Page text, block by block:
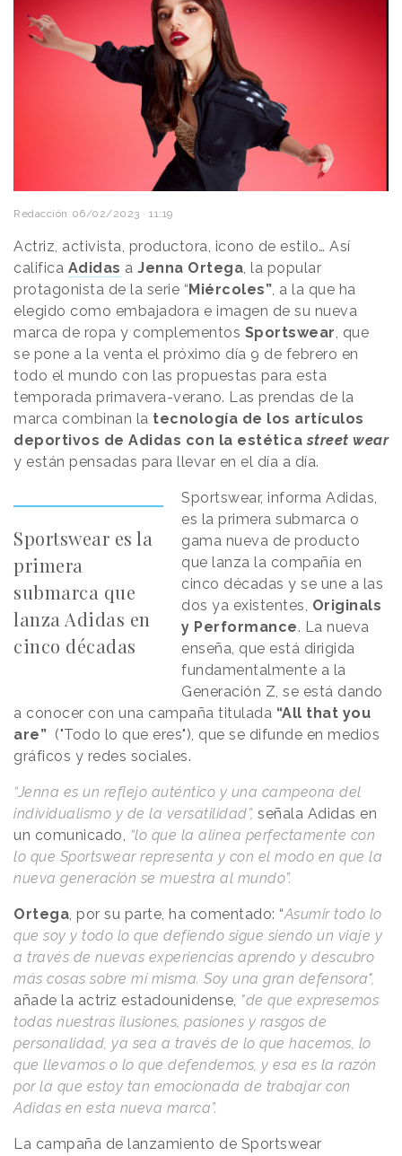
Redacción 06/02/2023 · 11:19
Actriz, activista, productora, icono de estilo… Así
califica Adidas a Jenna Ortega, la popular
protagonista de la serie “ Miércoles”, a la que ha
elegido como embajadora e imagen de su nueva
marca de ropa y complementos Sportswear, que
se pone a la venta el próximo día 9 de febrero en
todo el mundo con las propuestas para esta
temporada primavera-verano. Las prendas de la
marca combinan la tecnología de los artículos
deportivos de Adidas con la estéticastreet wear
y están pensadas para llevar en el día a día.
Sportswear es la
primera
submarca que
lanza Adidas en
cinco décadas
Sportswear, informa Adidas,
es la primera submarca o
gama nueva de producto
que lanza la compañía en
cinco décadas y se une a las
dos ya existentes, Originals
y Performance. La nueva
enseña, que está dirigida
fundamentalmente a la
Generación Z, se está dando
a conocer con una campaña titulada “All that you
are” ("Todo lo que eres"), que se difunde en medios
gráficos y redes sociales.
“Jenna es un reflejo auténtico y una campeona del
individualismo y de la versatilidad”, señala Adidas en
un comunicado, “lo que la alinea perfectamente con
lo que Sportswear representa y con el modo en que la
nueva generación se muestra al mundo”.
Ortega, por su parte, ha comentado: “Asumir todo lo
que soy y todo lo que defiendo sigue siendo un viaje y
a través de nuevas experiencias aprendo y descubro
más cosas sobre mí misma. Soy una gran defensora",
añade la actriz estadounidense, "de que expresemos
todas nuestras ilusiones, pasiones y rasgos de
personalidad, ya sea a través de lo que hacemos, lo
que llevamos o lo que defendemos, y esa es la razón
por la que estoy tan emocionada de trabajar con
Adidas en esta nueva marca”.
La campaña de lanzamiento de Sportswear